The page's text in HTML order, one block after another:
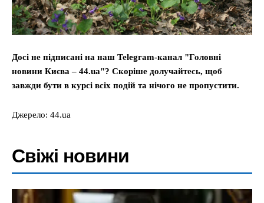
Досі не підписані на наш Telegram-канал "Головні
новини Києва – 44.ua"? Скоріше долучайтесь, щоб
завжди бути в курсі всіх подій та нічого не пропустити.
Джерело: 44.ua
Свіжі новини